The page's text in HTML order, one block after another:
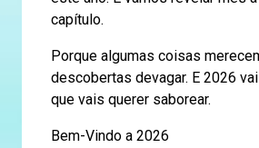
capítulo.
Porque algumas coisas
descobertas devagar. E 2026
que vais querer saborear.
Bem-Vindo a 2026